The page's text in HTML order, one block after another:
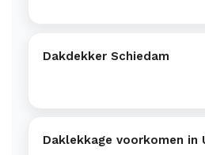
Dakdekker Schiedam
Daklekkage voorkomen in